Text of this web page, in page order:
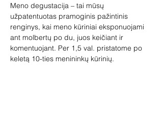
Meno degustacija – tai mūsų
užpatentuotas pramoginis pažintinis
renginys, kai meno kūriniai eksponuojami
ant molbertų po du, juos keičiant ir
komentuojant. Per 1,5 val. pristatome po
keletą 10-ties menininkų kūrinių.